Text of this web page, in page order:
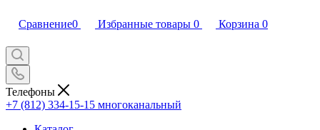
Сравнение0 Избранные товары 0 Корзина 0
Телефоны
+7 (812) 334-15-15 многоканальный